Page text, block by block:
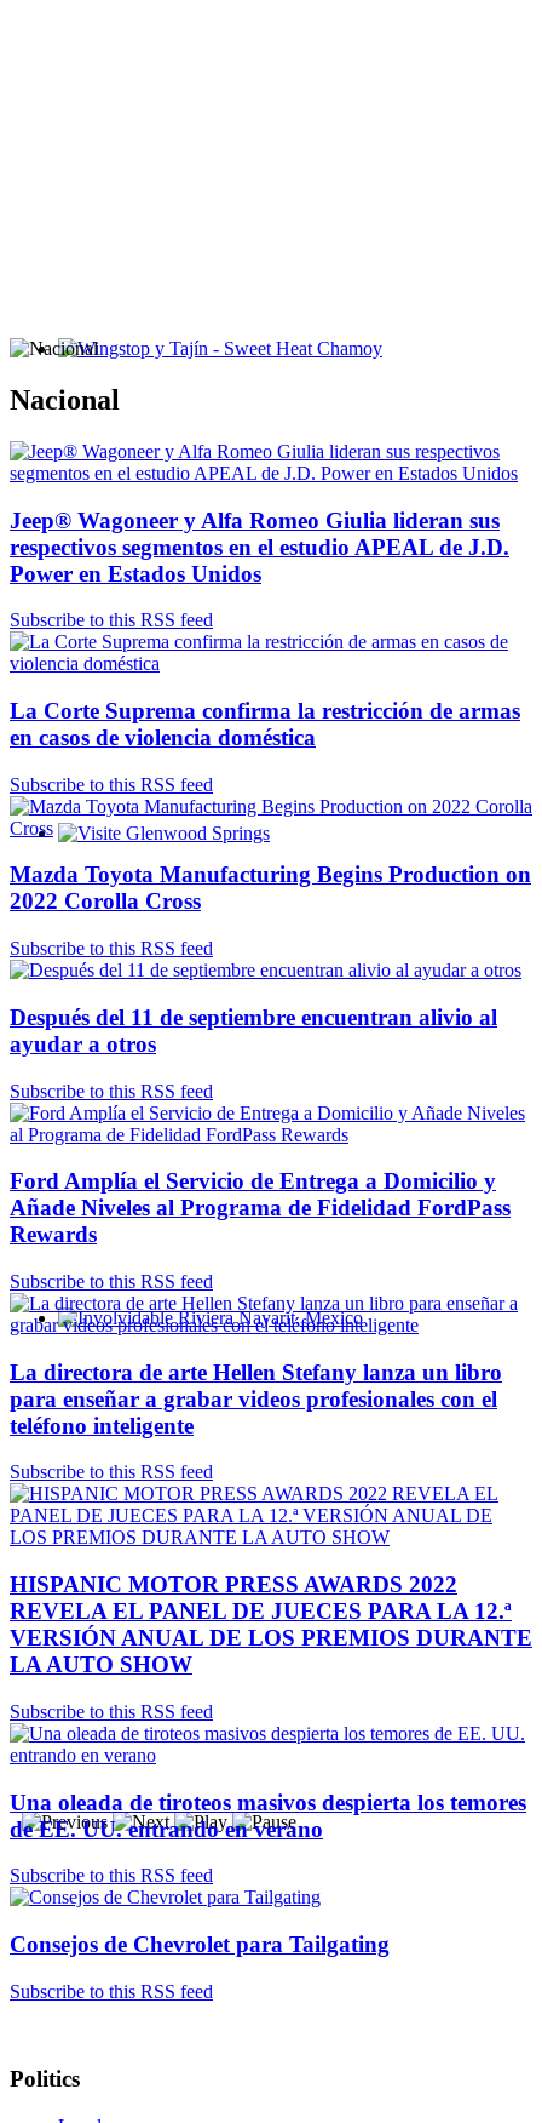
Involvidable Riviera Nayarit, Mexico
Nacional
Jeep® Wagoneer y Alfa Romeo Giulia lideran sus
respectivos segmentos en el estudio APEAL de J.D.
Power en Estados Unidos
Subscribe to this RSS feed
La Corte Suprema confirma la restricción de armas
en casos de violencia doméstica
Subscribe to this RSS feed
Mazda Toyota Manufacturing Begins Production on
2022 Corolla Cross
Subscribe to this RSS feed
Después del 11 de septiembre encuentran alivio al
ayudar a otros
Subscribe to this RSS feed
Ford Amplía el Servicio de Entrega a Domicilio y
Añade Niveles al Programa de Fidelidad FordPass
Rewards
Subscribe to this RSS feed
La directora de arte Hellen Stefany lanza un libro
para enseñar a grabar videos profesionales con el
teléfono inteligente
Subscribe to this RSS feed
HISPANIC MOTOR PRESS AWARDS 2022
REVELA EL PANEL DE JUECES PARA LA 12.ª
VERSIÓN ANUAL DE LOS PREMIOS DURANTE
LA AUTO SHOW
Subscribe to this RSS feed
Una oleada de tiroteos masivos despierta los temores
de EE. UU. entrando en verano
Subscribe to this RSS feed
Consejos de Chevrolet para Tailgating
Subscribe to this RSS feed
Politics